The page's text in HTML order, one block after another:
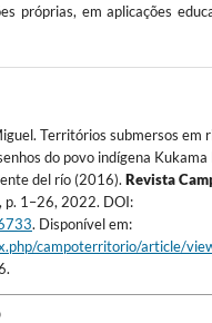
próprias, em aplicações
Territórios submersos em
do povo indígena
del río (2016). Revista
p. 1–26, 2022. DOI:
. Disponível em:
campoterritorio/article/